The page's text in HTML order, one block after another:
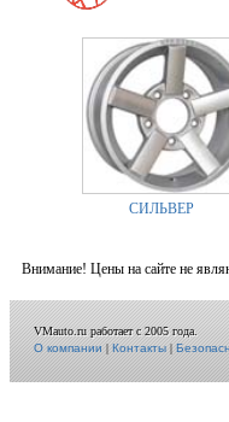
СИЛЬВЕР
Внимание! Цены на сайте не
VMauto.ru работает с 2005 года.
О компании|Контакты|